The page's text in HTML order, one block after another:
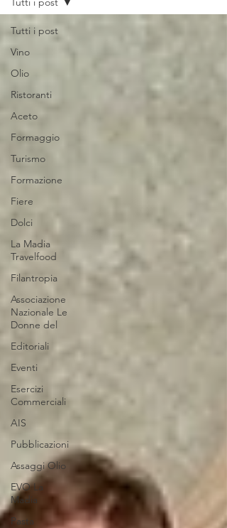
Tutti i post
Vino
Olio
Ristoranti
Aceto
Formaggio
Turismo
Formazione
Fiere
Dolci
La Madia
Travelfood
Filantropia
Associazione
Nazionale Le
Donne del
Editoriali
Eventi
Esercizi
Commerciali
AIS
Pubblicazioni
Assaggi Olio
EVO La
Madia
Pasta